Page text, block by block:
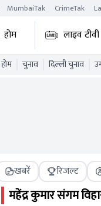
MumbaiTak CrimeTak
होम लाइव टीवी
होम चुनाव दिल्ली चुनाव
खबरें रिजल्ट
महेंद्र कुमारसंगम